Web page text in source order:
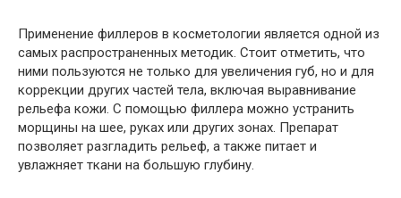
Применение филлеров в косметологии является одной из
самых распространенных методик. Стоит отметить, что
ними пользуются не только для увеличения губ, но и для
коррекции других частей тела, включая выравнивание
рельефа кожи. С помощью филлера можно устранить
морщины на шее, руках или других зонах. Препарат
позволяет разгладить рельеф, а также питает и
увлажняет ткани на большую глубину.